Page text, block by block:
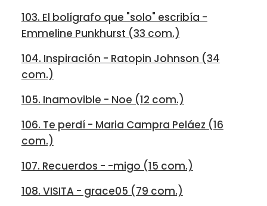
103. El bolígrafo que "solo" escribía -
Emmeline Punkhurst (33 com.)
104. Inspiración - Ratopin Johnson (34
com.)
105. Inamovible - Noe (12 com.)
106. Te perdí - Maria Campra Peláez (16
com.)
107. Recuerdos - -migo (15 com.)
108. VISITA - grace05 (79 com.)